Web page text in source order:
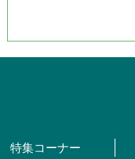
特集コーナー